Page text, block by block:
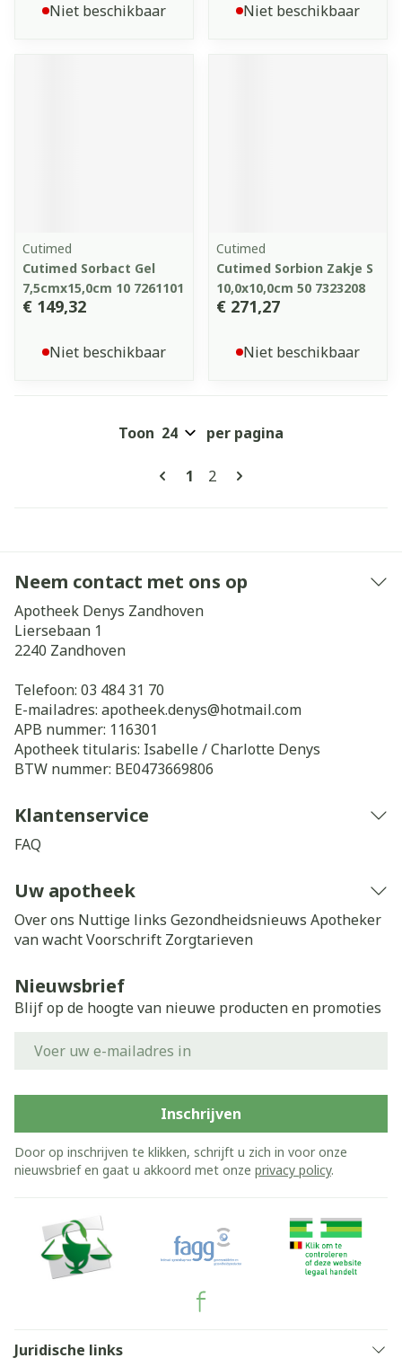
Niet beschikbaar Niet beschikbaar
Cutimed
Cutimed Sorbact Gel
7,5cmx15,0cm 10 7261101
€ 149,32
Niet beschikbaar
Cutimed
Cutimed Sorbion Zakje S
10,0x10,0cm 50 7323208
€ 271,27
Niet beschikbaar
Pagina's
U lees momenteel pagina
1 Pagina
2
Toon per pagina
Neem contact met ons op
Apotheek Denys Zandhoven
Liersebaan 1
2240 Zandhoven
Telefoon: 03 484 31 70
E-mailadres: apotheek.denys@hotmail.com
APB nummer: 116301
Apotheek titularis: Isabelle / Charlotte Denys
BTW nummer: BE0473669806
Klantenservice
FAQ
Uw apotheek
Over ons Nuttige links Gezondheidsnieuws Apotheker
van wachtVoorschrift Zorgtarieven
Nieuwsbrief
Blijf op de hoogte van nieuwe producten en promoties
Inschrijven
Door op inschrijven te klikken, schrijft u zich in voor onze
nieuwsbrief en gaat u akkoord met onze privacy policy.
Juridische links